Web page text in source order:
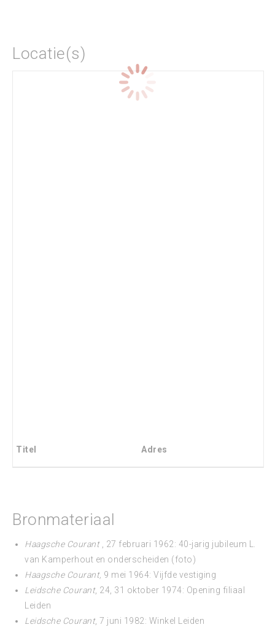
Locatie(s)
Titel Adres
Bronmateriaal
Haagsche Courant, 27 februari 1962: 40-jarig jubileum L.
van Kamperhout en onderscheiden (foto)
Haagsche Courant, 9 mei 1964: Vijfde vestiging
Leidsche Courant, 24, 31 oktober 1974: Opening filiaal
Leiden
Leidsche Courant, 7 juni 1982: Winkel Leiden